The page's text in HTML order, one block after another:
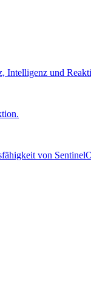
Intelligenz und
von